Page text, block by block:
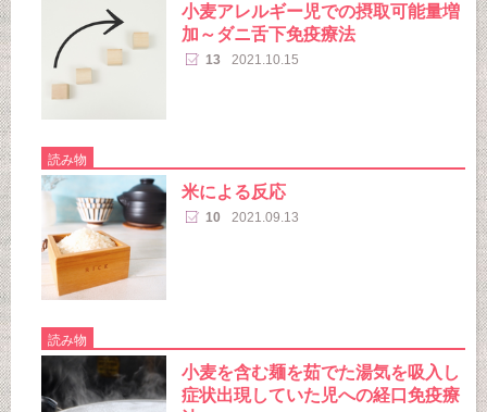
小麦アレルギー児での摂取可能量増
加～ダニ舌下免疫療法
13 2021.10.15
読み物
米による反応
10 2021.09.13
読み物
小麦を含む麺を茹でた湯気を吸入し
症状出現していた児への経口免疫療